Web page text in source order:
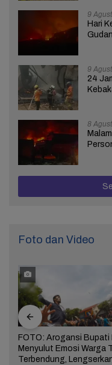
9
Hari
9
24
8
Foto dan Video
FOTO: Arogansi Bupati
Menyulut Emosi Warga
Terbendung,